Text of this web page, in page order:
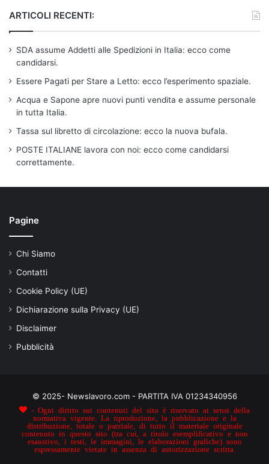
ARTICOLI RECENTI:
SDA assume Addetti alle Spedizioni in Italia: ecco come
candidarsi.
Essere Pagati per Stare a Letto: ecco l’esperimento spaziale.
Acqua e Sapone apre nuovi punti vendita e assume personale
in tutta Italia.
Tassa sul libretto di circolazione: ecco la nuova bufala.
POSTE ITALIANE lavora con noi: ecco come candidarsi
correttamente.
Pagine
Chi Siamo
Contatti
Cookie Policy (UE)
Dichiarazione sulla Privacy (UE)
Disclaimer
Pubblicità
© 2025- Newslavoro.com - PARTITA IVA 01234340956
- Ogni diritto sui contenuti del sito è riservato ai sensi della
normativa vigente. La riproduzione, la pubblicazione e la
distribuzione, totale o parziale, di tutto il materiale originale
contenuto in questo sito (tra cui, a titolo esemplificativo e non
esaustivo, i testi, le immagini, le elaborazioni grafiche) sono
espressamente vietate in assenza di autorizzazione scritta.